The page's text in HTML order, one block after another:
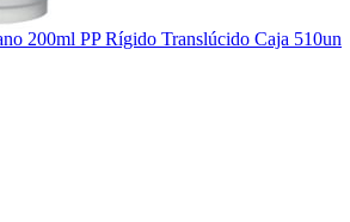
200ml PP Rígido Translúcido Caja 510un